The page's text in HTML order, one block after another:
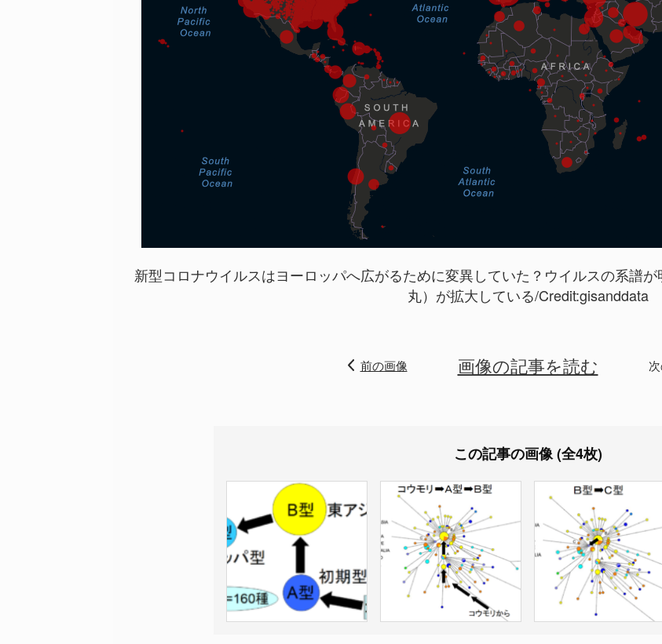
新型コロナウイルスはヨーロッパへ広がるために変異していた？ウイルスの系譜
丸）が拡大している/Credit:gisanddata
前の画像 画像の記事を読む
この記事の画像 (全4枚)